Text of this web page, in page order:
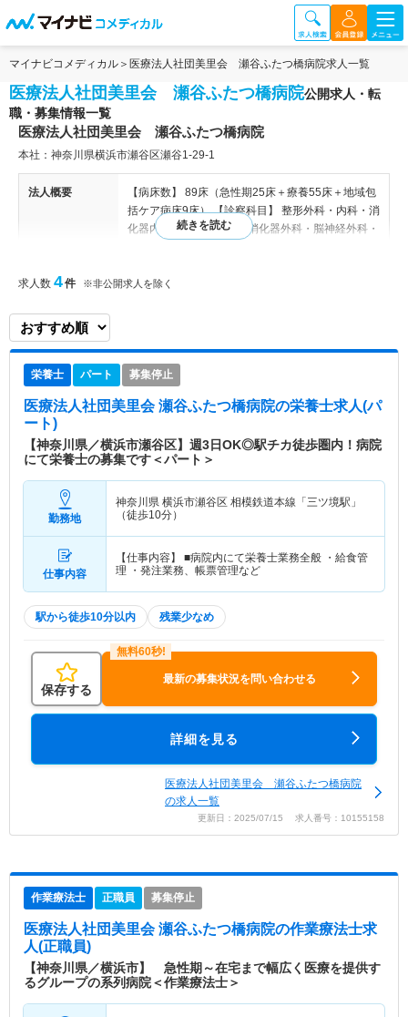
マイナビコメディカル 医療法人社団美里会 瀬谷ふたつ橋病院求人一覧
医療法人社団美里会 瀬谷ふたつ橋病院公開求人・転
職・募集情報一覧
医療法人社団美里会 瀬谷ふたつ橋病院
本社：神奈川県横浜市瀬谷区瀬谷1-29-1
法人概要
【病床数】 89床（急性期25床＋療養55床＋地域包
括ケア病床9床） 【診察科目】 整形外科・内科・消
化器内科・糖尿病内科・消化器外科・脳神経外科・
消化器外科・脳神経外科・循環器外科・リハビリテ
病院情報補足
特色
神奈川県横浜市瀬谷区に位置するケアミックス病院
いますので、幅広く医療を提供しています。また、
期をむかえられる患者さん、整形外科手術、上部、
下部内視鏡検査、MRI、エコー検査等を受けられる
あると言えます。 子育て中の看護スタッフも多
く、当院の保育所に預けながら、皆それぞれの決め
られた時間の中で一生懸命に患者さんの看護、介護
に取り組んでくれています。 自己のステップアッ
プ目指し、仕事をしながら通信課程の看護学校で学
んでいるスタッフもいます。
求人数 4件 ※非公開求人を除く
栄養士 パート 募集停止
医療法人社団美里会 瀬谷ふたつ橋病院の栄養士求人(パ
ート)
【神奈川県／横浜市瀬谷区】週3日OK◎駅チカ徒歩圏内！病院
にて栄養士の募集です＜パート＞
勤務地
神奈川県 横浜市瀬谷区 相模鉄道本線「三ツ境駅」
（徒歩10分）
仕事内容
【仕事内容】 ■病院内にて栄養士業務全般 ・給食管
理 ・発注業務、帳票管理など
駅から徒歩10分以内 残業少なめ
保存する
最新の募集状況を問い合わせる
詳細を見る
医療法人社団美里会 瀬谷ふたつ橋病院
の求人一覧
更新日：2025/07/15 求人番号：10155158
作業療法士 正職員 募集停止
医療法人社団美里会 瀬谷ふたつ橋病院の作業療法士求
人(正職員)
【神奈川県／横浜市】 急性期～在宅まで幅広く医療を提供す
るグループの系列病院＜作業療法士＞